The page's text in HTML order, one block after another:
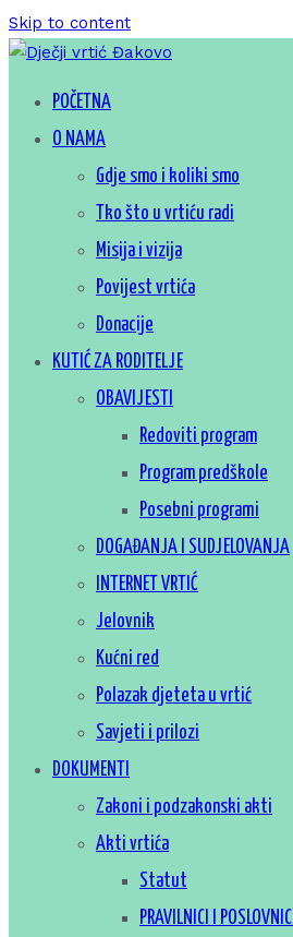
Skip to content
Dječji vrtić Đakovo
Za sretno djetinjstvo
POČETNA
O NAMA
Gdje smo i koliki smo
Tko što u vrtiću radi
Misija i vizija
Povijest vrtića
Donacije
KUTIĆ ZA RODITELJE
OBAVIJESTI
Redoviti program
Program predškole
Posebni programi
DOGAĐANJA I SUDJELOVANJA
INTERNET VRTIĆ
Jelovnik
Kućni red
Polazak djeteta u vrtić
Savjeti i prilozi
DOKUMENTI
Zakoni i podzakonski akti
Akti vrtića
Statut
PRAVILNICI I POSLOVNICI